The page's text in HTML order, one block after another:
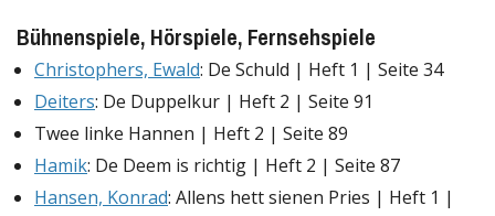
Bühnenspiele, Hörspiele, Fernsehspiele
Christophers, Ewald: De Schuld | Heft 1 | Seite 34
Deiters: De Duppelkur | Heft 2 | Seite 91
Twee linke Hannen | Heft 2 | Seite 89
Hamik: De Deem is richtig | Heft 2 | Seite 87
Hansen, Konrad: Allens hett sienen Pries | Heft 1 |